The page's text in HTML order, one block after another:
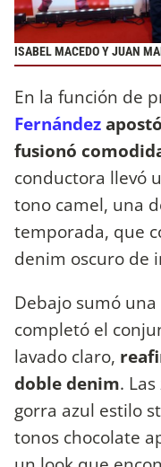
ISABEL MACEDO Y JUAN
En la función de
Fernández
fusionó
conductora llevó
tono camel, una
temporada, que
denim oscuro de
Debajo sumó
completó el
lavado claro,
doble denim.
gorra azul estilo
tonos chocolate